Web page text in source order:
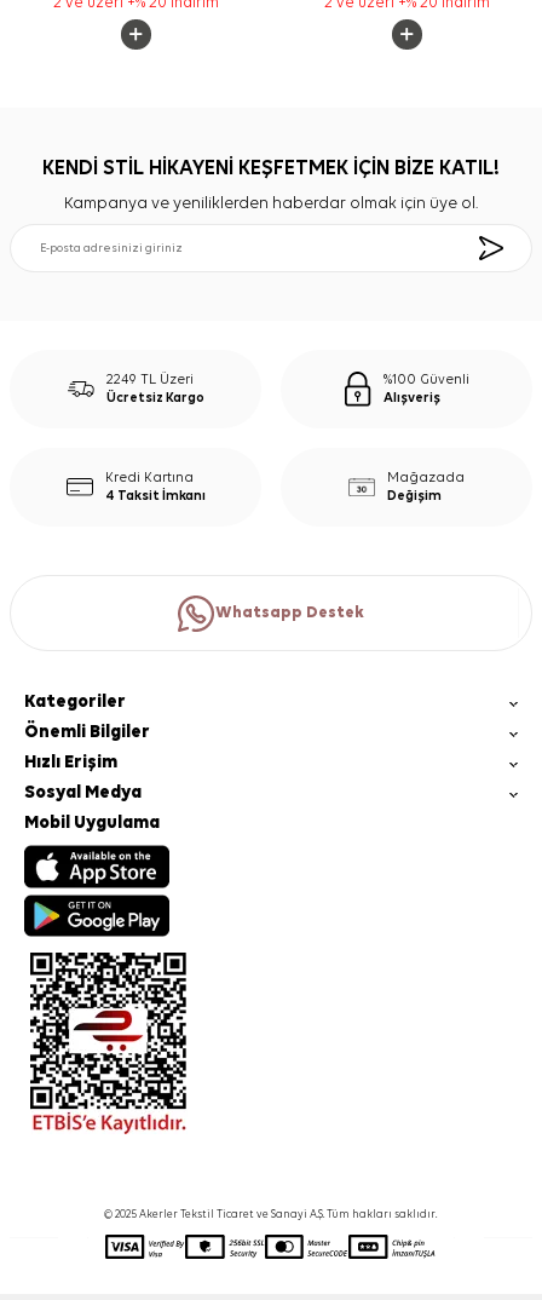
KENDİ STİL HİKAYENİ KEŞFETMEK İÇİN BİZE KATIL!
Kampanya ve yeniliklerden haberdar olmak için üye ol.
2249 TL Üzeri
Ücretsiz Kargo
%100 Güvenli
Alışveriş
Kredi Kartına
4 Taksit İmkanı
Mağazada
Değişim
Whatsapp Destek
Kategoriler
Önemli Bilgiler
Hızlı Erişim
Sosyal Medya
Mobil Uygulama
© 2025 Akerler Tekstil Ticaret ve Sanayi A.Ş. Tüm hakları saklıdır.